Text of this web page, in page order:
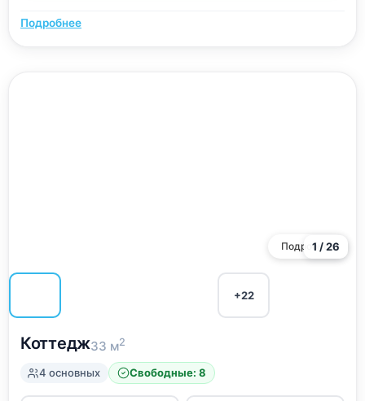
Подробнее
Подробнее
1 / 26
+22
Коттедж33 м2
4 основных Свободные: 8